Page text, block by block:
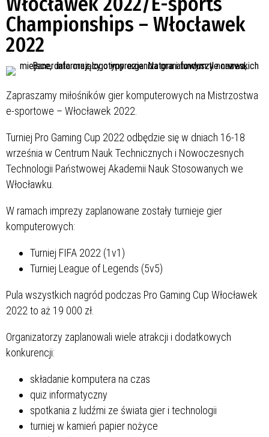
Championships – Włocławek
2022
Zapraszamy miłośników gier komputerowych na Mistrzostwa
e-sportowe – Włocławek 2022.
Turniej Pro Gaming Cup 2022 odbędzie się w dniach 16-18
września w Centrum Nauk Technicznych i Nowoczesnych
Technologii Państwowej Akademii Nauk Stosowanych we
Włocławku.
W ramach imprezy zaplanowane zostały turnieje gier
komputerowych:
Turniej FIFA 2022 (1v1)
Turniej League of Legends (5v5)
Pula wszystkich nagród podczas Pro Gaming Cup Włocławek
2022 to aż 19 000 zł.
Organizatorzy zaplanowali wiele atrakcji i dodatkowych
konkurencji:
składanie komputera na czas
quiz informatyczny
spotkania z ludźmi ze świata gier i technologii
turniej w kamień papier nożyce